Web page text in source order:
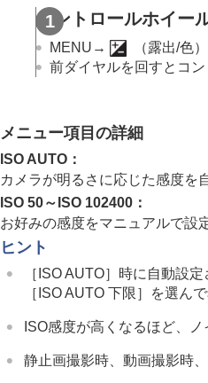
この章の目次
撮影モードを選
フォーカス（
露出/測光を調
ISO感度
ISO感度範
ISO
画像に効果を
ドライブモー
インターバル
より高解像の
コントロールホイー
MENU → （露出/色
前ダイヤルを回すとコ
メニュー項目の詳細
ISO AUTO ：
カメラが明るさに応じた感度を
ISO 50～ISO 102400：
お好みの感度をマニュアルで設
ヒント
［ISO AUTO］ 時に自動設定
［ISO AUTO 下限］ を選ん
ISO感度が高くなるほど、ノ
静止画撮影時、動画撮影時